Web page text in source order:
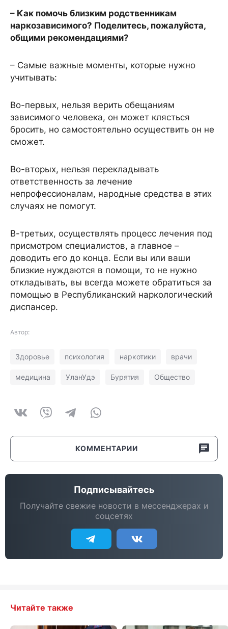
– Как помочь близким родственникам
наркозависимого? Поделитесь, пожалуйста,
общими рекомендациями?
– Самые важные моменты, которые нужно
учитывать:
Во-первых, нельзя верить обещаниям
зависимого человека, он может клясться
бросить, но самостоятельно осуществить он не
сможет.
Во-вторых, нельзя перекладывать
ответственность за лечение
непрофессионалам, народные средства в этих
случаях не помогут.
В-третьих, осуществлять процесс лечения под
присмотром специалистов, а главное –
доводить его до конца. Если вы или ваши
близкие нуждаются в помощи, то не нужно
откладывать, вы всегда можете обратиться за
помощью в Республиканский наркологический
диспансер.
Автор:
Здоровье психология наркотики врачи
медицина УланУдэ Бурятия Общество
КОММЕНТАРИИ
Подписывайтесь
Получайте свежие новости в мессенджерах и
соцсетях
Читайте также